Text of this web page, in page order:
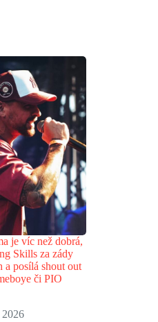
je víc než dobrá,
Skills za zády
a posílá shout out
či PIO
2026